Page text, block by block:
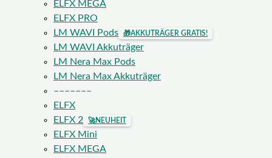
ELFX MEGA
ELFX PRO
LM WAVI Pods
🎁AKKUTRÄGER GRATIS!
LM WAVI Akkuträger
LM Nera Max Pods
LM Nera Max Akkuträger
–––––––
ELFX
ELFX 2
🚀NEUHEIT
ELFX Mini
ELFX MEGA